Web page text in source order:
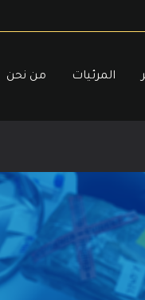
المرئيات من نحن